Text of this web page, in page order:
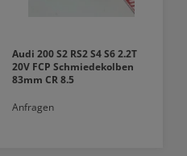
Audi 200 S2 RS2 S4 S6 2.2T
20V FCP Schmiedekolben
83mm CR 8.5
Anfragen